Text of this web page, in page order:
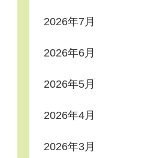
2026年7月
2026年6月
2026年5月
2026年4月
2026年3月